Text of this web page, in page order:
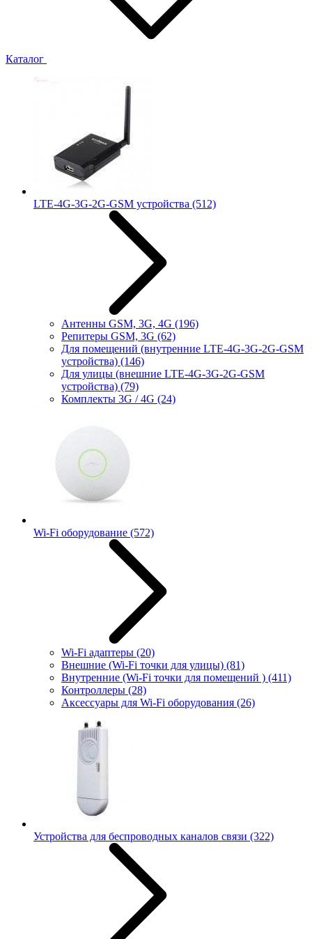
Каталог
LTE-4G-3G-2G-GSM устройства (512)
Антенны GSM, 3G, 4G (196)
Репитеры GSM, 3G (62)
Для помещений (внутренние LTE-4G-3G-2G-GSM
устройства) (146)
Для улицы (внешние LTE-4G-3G-2G-GSM
устройства) (79)
Комплекты 3G / 4G (24)
Wi-Fi оборудование (572)
Wi-Fi адаптеры (20)
Внешние (Wi-Fi точки для улицы) (81)
Внутренние (Wi-Fi точки для помещений ) (411)
Контроллеры (28)
Аксессуары для Wi-Fi оборудования (26)
Устройства для беспроводных каналов связи (322)